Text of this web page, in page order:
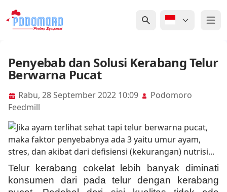
Open
Penyebab dan Solusi Kerabang Telur
Berwarna Pucat
Rabu, 28 September 2022 10:09
Podomoro
Feedmill
Telur kerabang cokelat lebih banyak diminati
konsumen dari pada telur dengan kerabang